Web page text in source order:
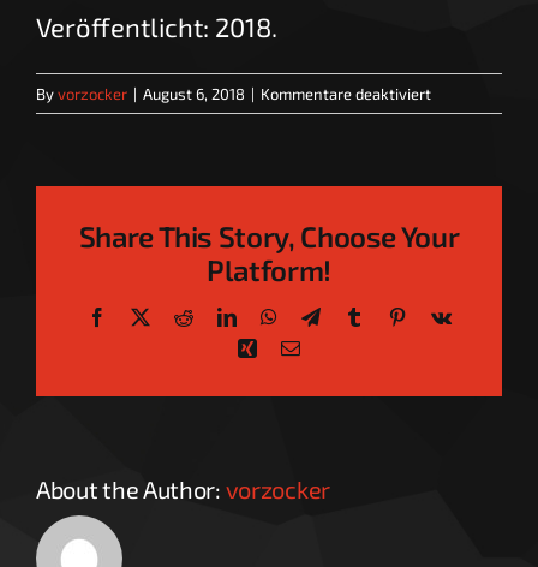
Veröffentlicht: 2018.
Byvorzocker | August 6, 2018 | Kommentare deaktiviertfür
Share This Story, Choose Your
Platform!
Facebook
X RedditLinkedInWhatsApp
TelegramTumblrPinterest
Vk
Xing Email
About the Author: vorzocker